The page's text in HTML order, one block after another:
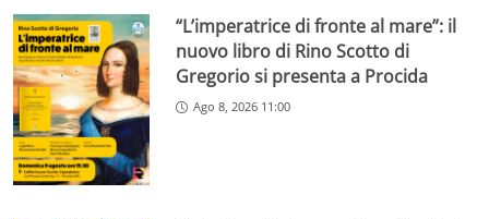
“L’imperatrice di fronte al mare”: il
nuovo libro di Rino Scotto di
Gregorio si presenta a Procida
Ago 8, 2026 11:00